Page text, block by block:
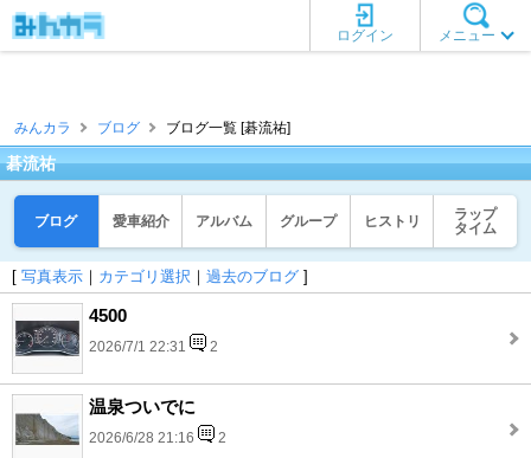
メニュー
ログイン
みんカラ ブログ ブログ一覧 [碁流祐]
碁流祐
ブログ 愛車紹介 アルバム グループ ヒストリ
ラップ
タイム
[ 写真表示 ｜ カテゴリ選択 ｜ 過去のブログ ]
4500
2026/7/1 22:31 2
温泉ついでに
2026/6/28 21:16 2